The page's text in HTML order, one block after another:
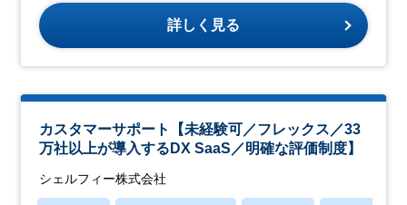
詳しく見る
カスタマーサポート【未経験可／フレックス／33
万社以上が導入するDX SaaS／明確な評価制度】
シェルフィー株式会社